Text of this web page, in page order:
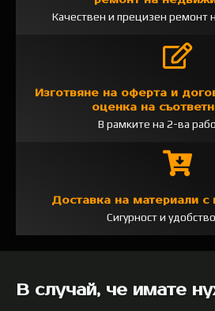
Качествен и прецизен ремонт
Изготвяне на оферта и
оценка на
В рамките на 2-ва
Доставка на материали с
Сигурност и
В случай, че имате